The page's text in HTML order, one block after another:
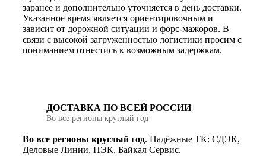
заранее и дополнительно уточняется в день доставки.
Указанное время является ориентировочным и
зависит от дорожной ситуации и форс-мажоров. В
связи с высокой загруженностью логистики просим с
пониманием отнестись к возможным задержкам.
ДОСТАВКА ПО ВСЕЙ РОССИИ
Во все регионы круглый год
Во все регионы круглый год. Надёжные ТК: СДЭК,
Деловые Линии, ПЭК, Байкал Сервис.